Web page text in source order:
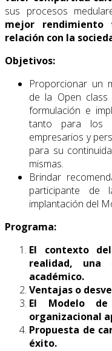
sus procesos
mejor
relación con la
Objetivos:
Proporcionar un
de la Open
formulación e
tanto para los
empresarios y
para su
mismas.
Brindar
participante de
implantación del
Programa:
El contexto
realidad, una
académico.
Ventajas o
El Modelo de
organizacional
Propuesta de
éxito.